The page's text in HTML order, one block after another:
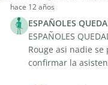
hace 12 años
ESPAÑOLES
ESPAÑOLES
Rouge asi nadie
confirmar la